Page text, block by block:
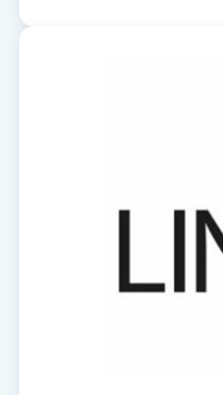
Fotsvamp
Fransfärgning